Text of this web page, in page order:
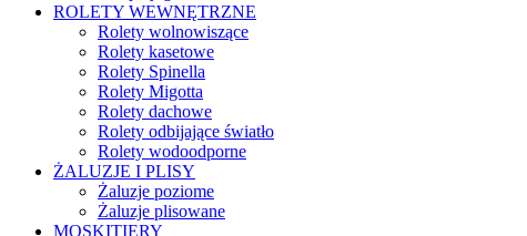
ROLETY WEWNĘTRZNE
Rolety wolnowiszące
Rolety kasetowe
Rolety Spinella
Rolety Migotta
Rolety dachowe
Rolety odbijające światło
Rolety wodoodporne
ŻALUZJE I PLISY
Żaluzje poziome
Żaluzje plisowane
MOSKITIERY